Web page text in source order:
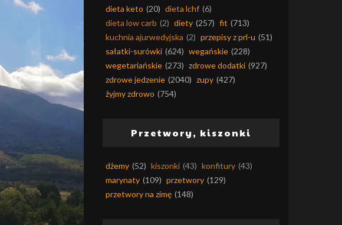
dieta keto (20) dieta lchf (6)
dieta low carb (2) diety (257) fit (713)
kuchnia ajurwedyjska (2) przepisy z prl-u (51)
sałatki-surówki (624) wegańskie (228)
wegetariańskie (273) zdrowe dodatki (927)
zdrowe jedzenie (2040) zupy (427)
żyjmy zdrowo (754)
Przetwory, kiszonki
dżemy (52) kiszonki (43) konfitury (43)
marynaty (109) przetwory (129)
przetwory na zimę (148)